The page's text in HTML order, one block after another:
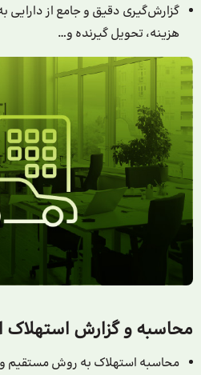
گزارش‌گیری دقیق و جامع از دارایی
هزینه، تحویل گیرنده و…
محاسبه و گزارش استهلاک
محاسبه استهلاک به روش‌ مستقیم و